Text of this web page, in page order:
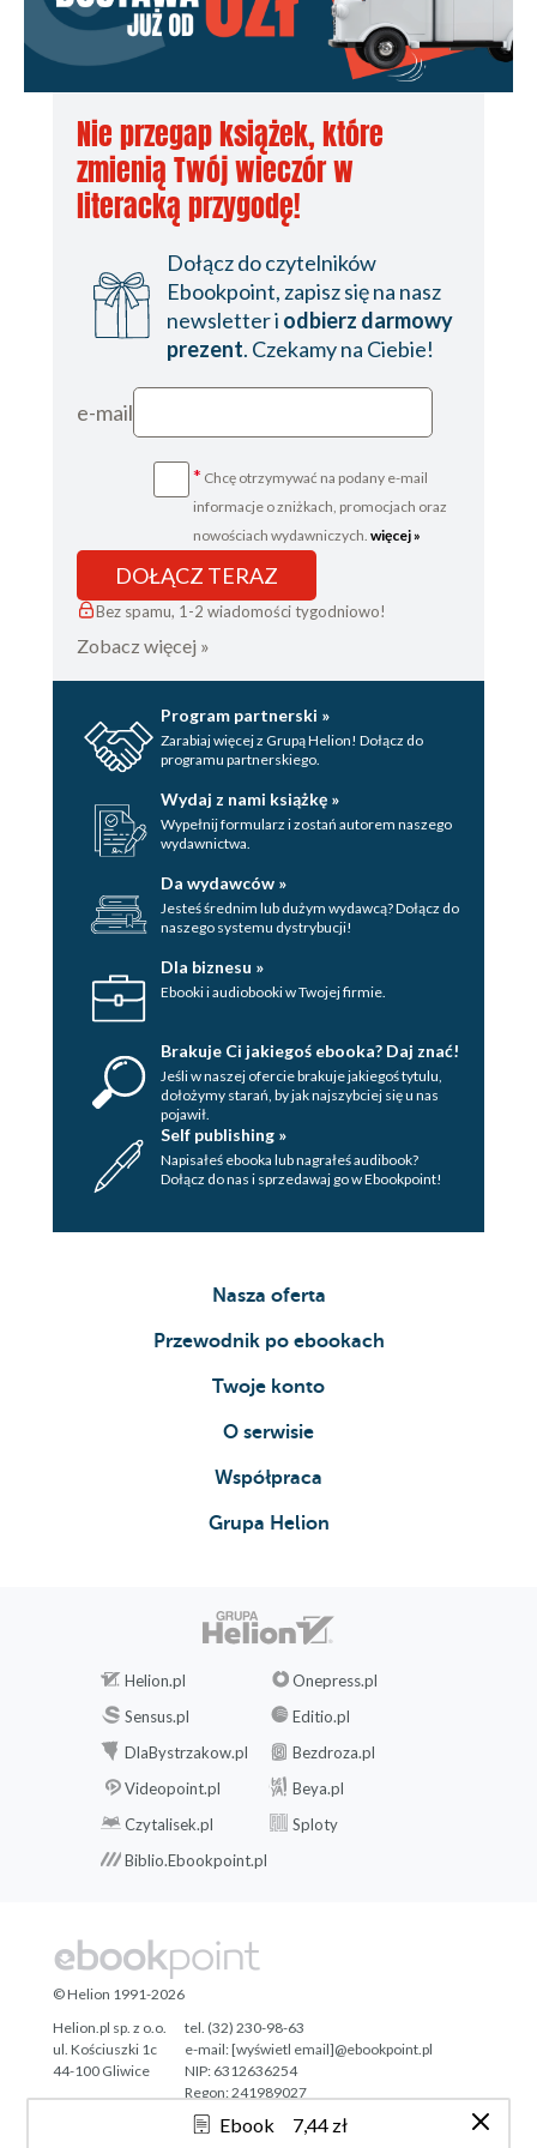
VOLUME III
CHAPTER I
CHAPTER III
CHAPTER IV
CHAPTER V
CHAPTER VI
CHAPTER VII
CHAPTER IX
CHAPTER X
CHAPTER XI
CHAPTER XII
CHAPTER XIII
CHAPTER XV
CHAPTER XVI
CHAPTER XVII
CHAPTER XVIII
Ebook 7,44 zł
Nie przegap książek, które
zmienią Twój wieczór w
literacką przygodę!
Dołącz do czytelników
Ebookpoint, zapisz się na nasz
newsletter i odbierz darmowy
prezent. Czekamy na Ciebie!
e-mail
* Chcę otrzymywać na podany e-mail
informacje o zniżkach, promocjach oraz
nowościach wydawniczych. więcej »
DOŁĄCZ TERAZ
Bez spamu, 1-2 wiadomości tygodniowo!
Zobacz więcej »
Program partnerski »
Zarabiaj więcej z Grupą Helion! Dołącz do
programu partnerskiego.
Wydaj z nami książkę »
Wypełnij formularz i zostań autorem naszego
wydawnictwa.
Da wydawców »
Jesteś średnim lub dużym wydawcą? Dołącz do
naszego systemu dystrybucji!
Dla biznesu »
Ebooki i audiobooki w Twojej firmie.
Brakuje Ci jakiegoś ebooka? Daj znać!
Jeśli w naszej ofercie brakuje jakiegoś tytulu,
dołożymy starań, by jak najszybciej się u nas
pojawił.
Self publishing »
Napisałeś ebooka lub nagrałeś audibook?
Dołącz do nas i sprzedawaj go w Ebookpoint!
Nasza oferta
Przewodnik po ebookach
Twoje konto
O serwisie
Współpraca
Grupa Helion
Helion.pl
Onepress.pl
Sensus.pl
Editio.pl
DlaBystrzakow.pl
Bezdroza.pl
Videopoint.pl
Beya.pl
Czytalisek.pl
Sploty
Biblio.Ebookpoint.pl
Tonik.pl
© Helion 1991-2026
Helion.pl sp. z o.o.
ul. Kościuszki 1c
44-100 Gliwice
tel. (32) 230-98-63
e-mail:[wyświetl email]@ebookpoint.pl
NIP: 6312636254
Regon: 241989027